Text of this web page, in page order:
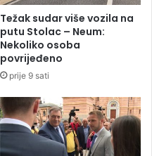
Težak sudar više vozila na
putu Stolac – Neum:
Nekoliko osoba
povrijeđeno
prije 9 sati